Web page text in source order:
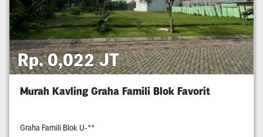
Rp. 0,022 JT
Murah Kavling Graha Famili Blok Favorit
Graha Famili Blok U-**